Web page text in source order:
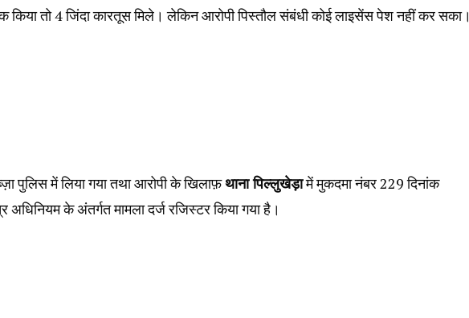
किया तो 4 जिंदा कारतूस मिले। लेकिन आरोपी पिस्तौल संबंधी कोई लाइसेंस पेश नहीं कर सका।
पुलिस में लिया गया तथा आरोपी के खिलाफ़थाना पिल्लुखेड़ामें मुकदमा नंबर 229 दिनांक
के अंतर्गत मामला दर्ज रजिस्टर किया गया है।